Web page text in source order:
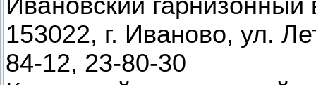
Ивановский гарнизонный
153022, г. Иваново, ул.
84-12, 23-80-30